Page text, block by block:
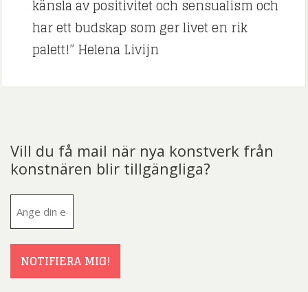
känsla av positivitet och sensualism och
har ett budskap som ger livet en rik
palett!” Helena Livijn
Vill du få mail när nya konstverk från
konstnären blir tillgängliga?
NOTIFIERA MIG!